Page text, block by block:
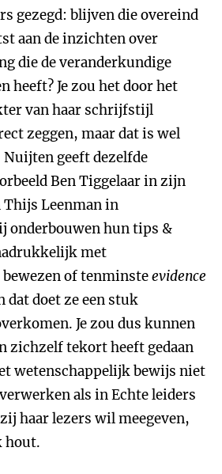
gezegd: blijven die overeind
aan de inzichten over
die de veranderkundige
heeft? Je zou het door het
van haar schrijfstijl
zeggen, maar dat is wel
geeft dezelfde
Ben Tiggelaar in zijn
Leenman in
onderbouwen hun tips &
met
of tenminsteevidence
dat doet ze een stuk
Je zou dus kunnen
zichzelf tekort heeft gedaan
wetenschappelijk bewijs niet
als in Echte leiders
haar lezers wil meegeven,
hout.